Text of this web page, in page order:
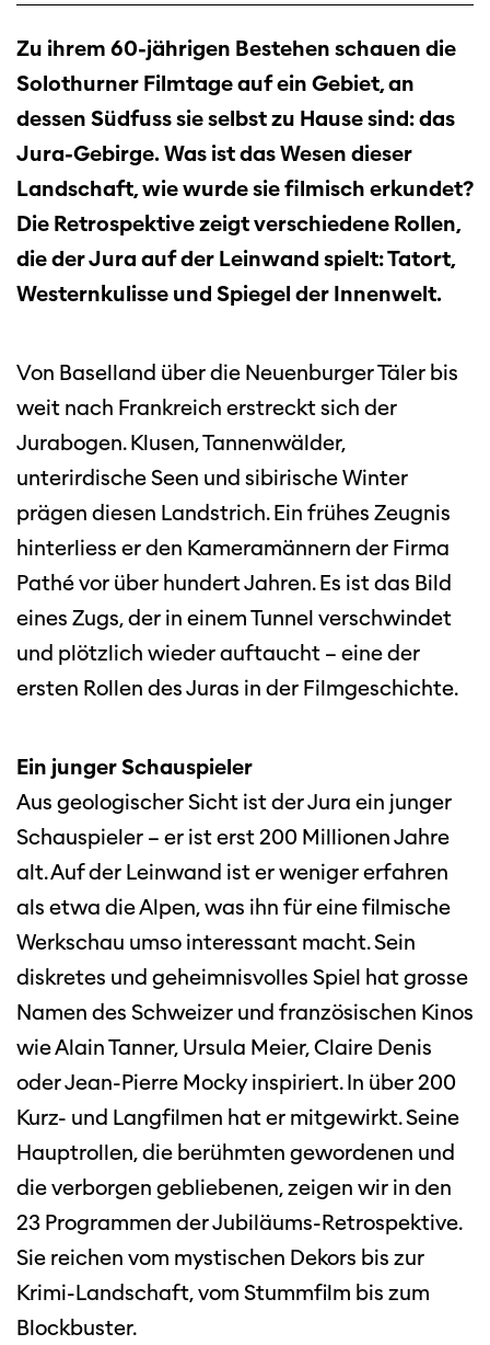
Zu ihrem 60-jährigen Bestehen schauen die
Solothurner Filmtage auf ein Gebiet, an
dessen Südfuss sie selbst zu Hause sind: das
Jura-Gebirge. Was ist das Wesen dieser
Landschaft, wie wurde sie filmisch erkundet?
Die Retrospektive zeigt verschiedene Rollen,
die der Jura auf der Leinwand spielt: Tatort,
Westernkulisse und Spiegel der Innenwelt.
Von Baselland über die Neuenburger Täler bis
weit nach Frankreich erstreckt sich der
Jurabogen. Klusen, Tannenwälder,
unterirdische Seen und sibirische Winter
prägen diesen Landstrich. Ein frühes Zeugnis
hinterliess er den Kameramännern der Firma
Pathé vor über hundert Jahren. Es ist das Bild
eines Zugs, der in einem Tunnel verschwindet
und plötzlich wieder auftaucht – eine der
ersten Rollen des Juras in der Filmgeschichte.
Ein junger Schauspieler
Aus geologischer Sicht ist der Jura ein junger
Schauspieler – er ist erst 200 Millionen Jahre
alt. Auf der Leinwand ist er weniger erfahren
als etwa die Alpen, was ihn für eine filmische
Werkschau umso interessant macht. Sein
diskretes und geheimnisvolles Spiel hat grosse
Namen des Schweizer und französischen Kinos
wie Alain Tanner, Ursula Meier, Claire Denis
oder Jean-Pierre Mocky inspiriert. In über 200
Kurz- und Langfilmen hat er mitgewirkt. Seine
Hauptrollen, die berühmten gewordenen und
die verborgen gebliebenen, zeigen wir in den
23 Programmen der Jubiläums-Retrospektive.
Sie reichen vom mystischen Dekors bis zur
Krimi-Landschaft, vom Stummfilm bis zum
Blockbuster.